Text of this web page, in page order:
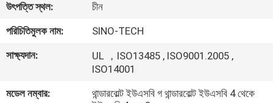
আমাদের
কারখানা
উৎপত্তি স্থল:
চীন
পরিচিতিমুলক নাম:
SINO-TECH
সাক্ষ্যদান:
UL ，ISO13485 , ISO9001.2005 ,
ISO14001
মডেল নম্বার:
থান্ডারবোল্ট ইউএসবি গ থান্ডারবোল্ট ইউএসবি 4 থেকে